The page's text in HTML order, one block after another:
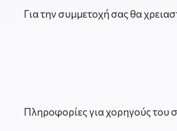
Για την συμμετοχή σας θα
Πληροφορίες για χορηγούς του